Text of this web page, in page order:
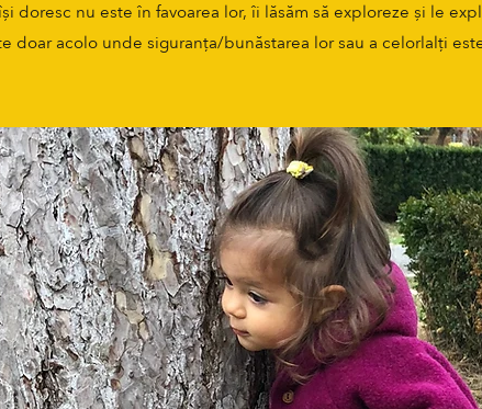
doresc nu este în favoarea lor, îi lăsăm să exploreze și le
doar acolo unde siguranța/bunăstarea lor sau a celorlalți